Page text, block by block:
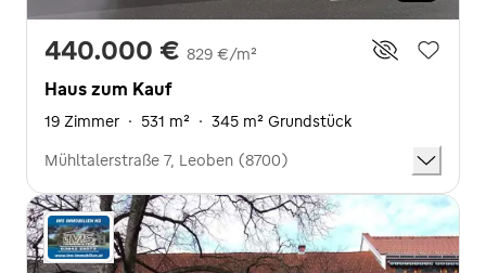
440.000 € 829 €/m²
Haus zum Kauf
19 Zimmer · 531 m² · 345 m² Grundstück
Mühltalerstraße 7, Leoben (8700)